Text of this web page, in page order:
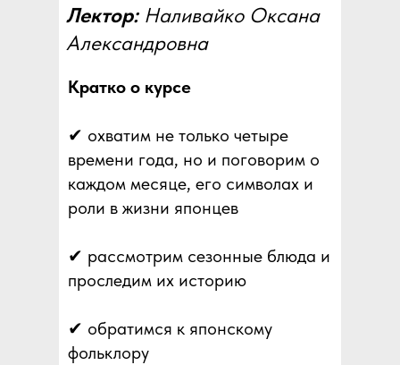
Лектор: Наливайко Оксана
Александровна
Кратко о курсе
✔ охватим не только четыре
времени года, но и поговорим о
каждом месяце, его символах и
роли в жизни японцев
✔ рассмотрим сезонные блюда и
проследим их историю
✔ обратимся к японскому
фольклору